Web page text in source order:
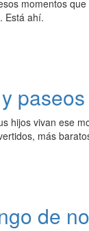
momentos
Está ahí.
paseos
hijos vivan ese
más
de